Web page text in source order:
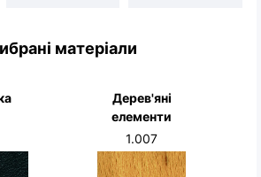
матеріали
Дерев'яні
елементи
1.007